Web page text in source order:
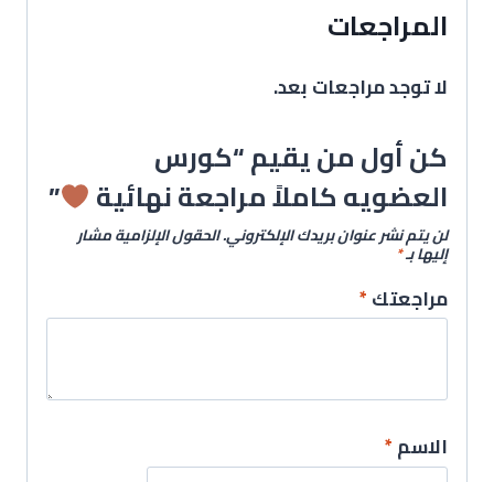
المراجعات
لا توجد مراجعات بعد.
كن أول من يقيم “كورس
العضويه كاملاً مراجعة نهائية
”
لن يتم نشر عنوان بريدك الإلكتروني.الحقول الإلزامية مشار
إليها بـ*
مراجعتك*
الاسم*